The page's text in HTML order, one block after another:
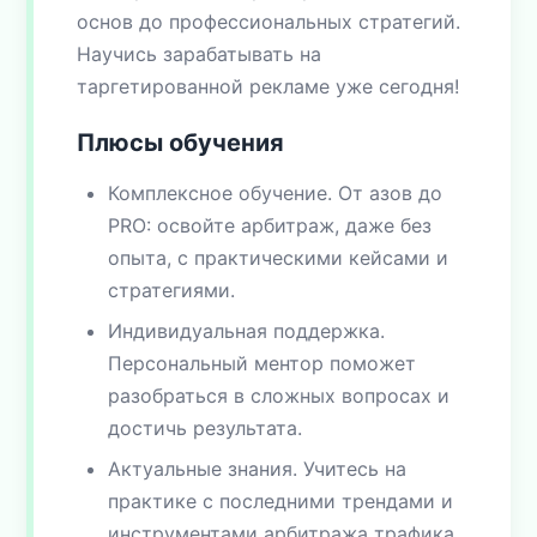
основ до профессиональных стратегий.
Научись зарабатывать на
таргетированной рекламе уже сегодня!
Плюсы обучения
Комплексное обучение. От азов до
PRO: освойте арбитраж, даже без
опыта, с практическими кейсами и
стратегиями.
Индивидуальная поддержка.
Персональный ментор поможет
разобраться в сложных вопросах и
достичь результата.
Актуальные знания. Учитесь на
практике с последними трендами и